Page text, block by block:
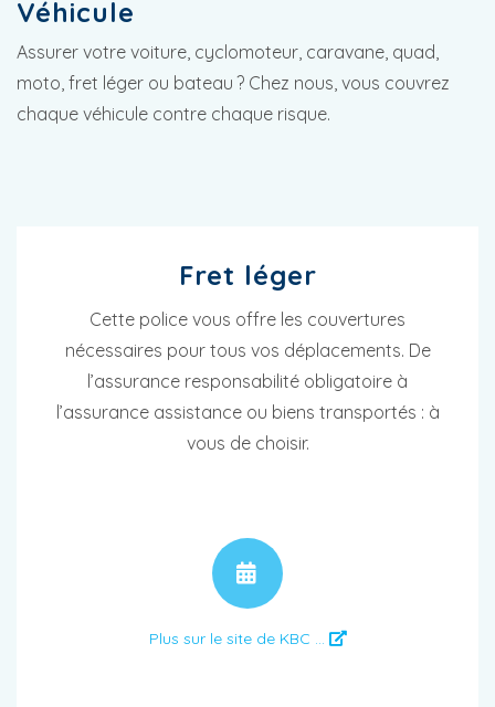
Véhicule
Assurer votre voiture, cyclomoteur, caravane, quad,
moto, fret léger ou bateau ? Chez nous, vous couvrez
chaque véhicule contre chaque risque.
Fret léger
Cette police vous offre les couvertures
nécessaires pour tous vos déplacements. De
l’assurance responsabilité obligatoire à
l’assurance assistance ou biens transportés : à
vous de choisir.
Plus sur le site de KBC ...